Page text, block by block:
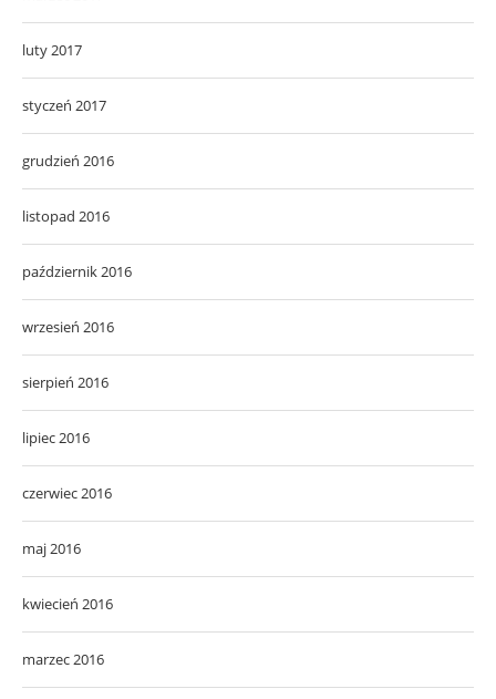
luty 2017
styczeń 2017
grudzień 2016
listopad 2016
październik 2016
wrzesień 2016
sierpień 2016
lipiec 2016
czerwiec 2016
maj 2016
kwiecień 2016
marzec 2016